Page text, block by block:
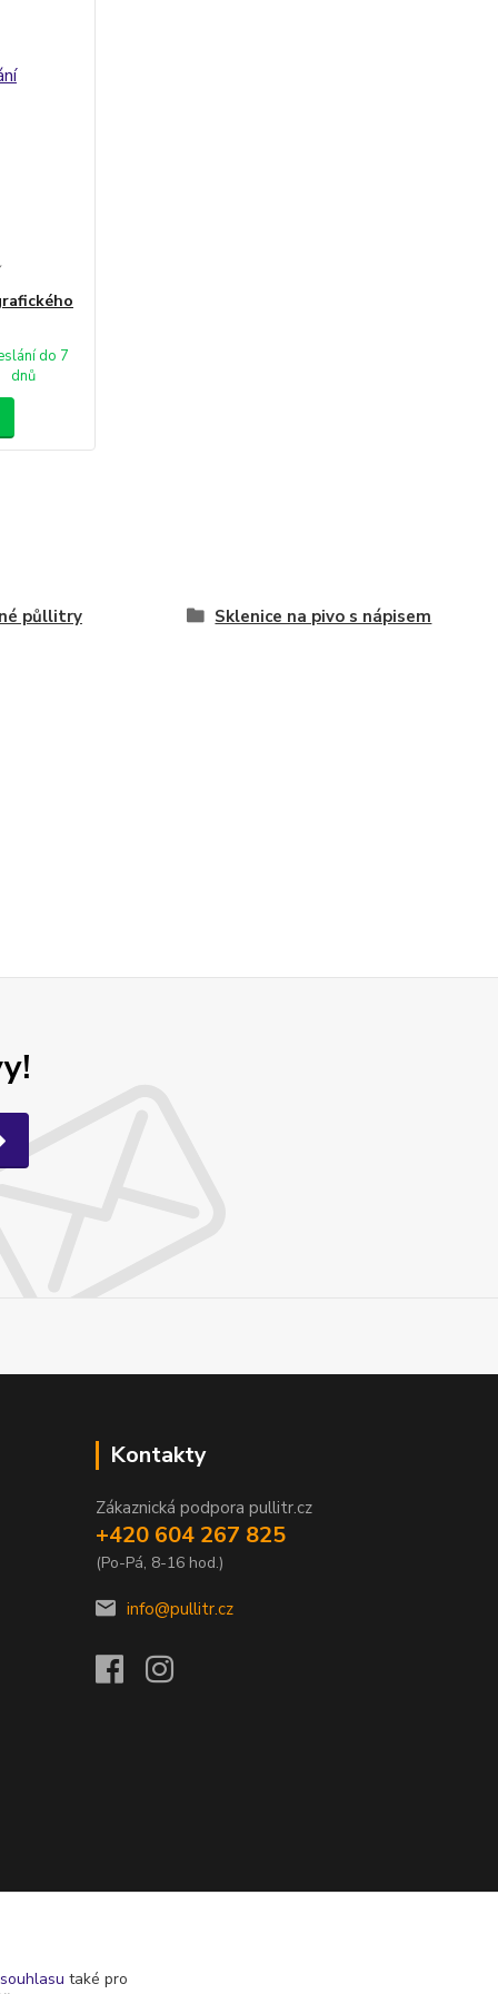
do 7
dnů
půllitry Sklenice na pivo s nápisem
Kontakty
Zákaznická podpora pullitr.cz
+420 604 267 825
(Po-Pá, 8-16 hod.)
info@pullitr.cz
souhlasu také pro